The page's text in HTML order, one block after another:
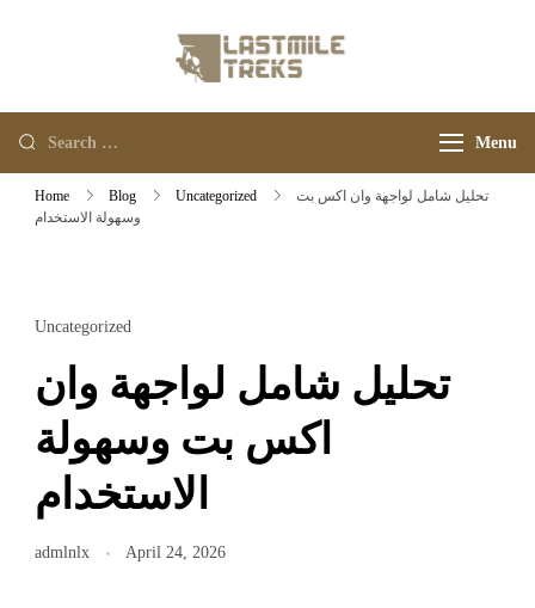
Menu
Home Blog Uncategorized
تحليل شامل لواجهة وان اكس بت
وسهولة الاستخدام
Uncategorized
تحليل شامل لواجهة وان
اكس بت وسهولة
الاستخدام
admlnlx April 24, 2026